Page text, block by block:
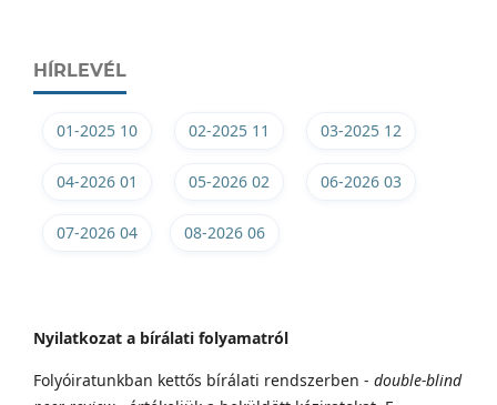
HÍRLEVÉL
01-2025 10 02-2025 11 03-2025 12
04-2026 01 05-2026 02 06-2026 03
07-2026 04 08-2026 06
Nyilatkozat a bírálati folyamatról
Folyóiratunkban kettős bírálati rendszerben - double-blind